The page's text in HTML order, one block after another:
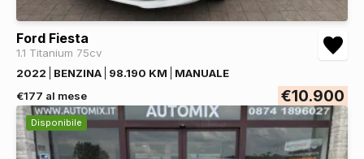
Ford Fiesta
1.1 Titanium 75cv
2022
BENZINA 98.190 KM
MANUALE
€177 al mese
€10.900
Disponibile